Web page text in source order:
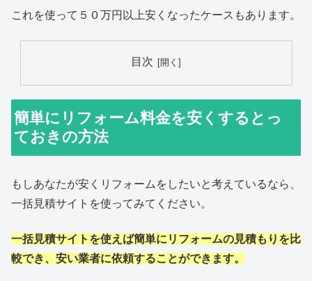
これを使って５０万円以上安くなったケースもあります。
目次
簡単にリフォーム料金を安くするとっ
ておきの方法
もしあなたが安くリフォームをしたいと考えているなら、
一括見積サイトを使ってみてください。
一括見積サイトを使えば簡単にリフォームの見積もりを比
較でき、安い業者に依頼することができます。